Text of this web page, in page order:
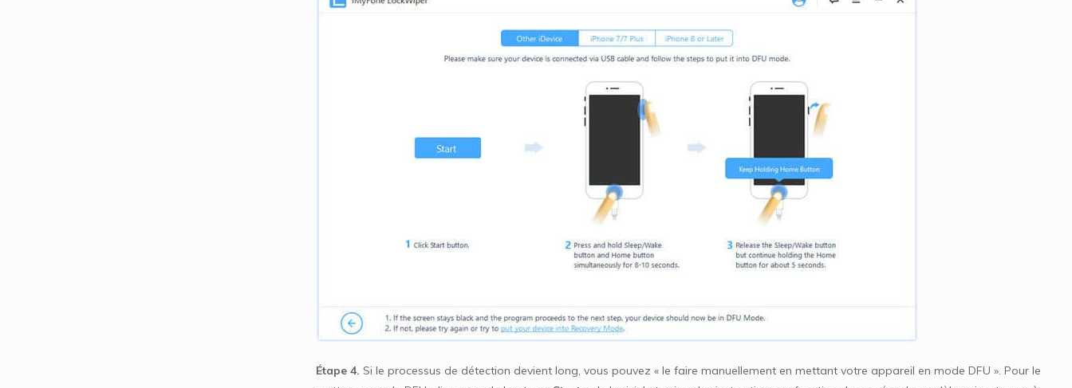
Étape 4. Si le processus de détection devient long, vous pouvez « le faire manuellement en mettant votre appareil en mode DFU ». Pour le